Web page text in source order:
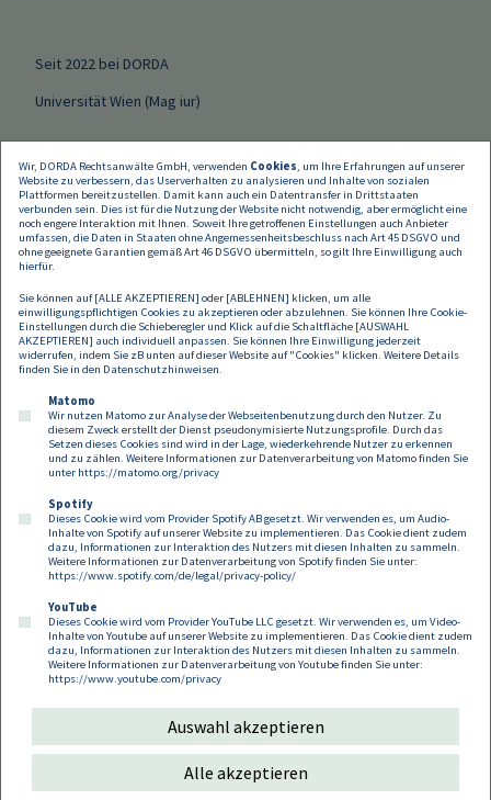
Seit 2022 bei DORDA
Universität Wien (Mag iur)
Sprachen
Footer
Kontakt Datenschutz
Impressum
Compliance
Cookies
Wir, DORDA Rechtsanwälte GmbH, verwenden Cookies, um Ihre Erfahrungen auf unserer
Website zu verbessern, das Userverhalten zu analysieren und Inhalte von sozialen
Plattformen bereitzustellen. Damit kann auch ein Datentransfer in Drittstaaten
verbunden sein. Dies ist für die Nutzung der Website nicht notwendig, aber ermöglicht eine
noch engere Interaktion mit Ihnen. Soweit Ihre getroffenen Einstellungen auch Anbieter
umfassen, die Daten in Staaten ohne Angemessenheitsbeschluss nach Art 45 DSGVO und
ohne geeignete Garantien gemäß Art 46 DSGVO übermitteln, so gilt Ihre Einwilligung auch
hierfür.
Sie können auf [ALLE AKZEPTIEREN] oder [ABLEHNEN] klicken, um alle
einwilligungspflichtigen Cookies zu akzeptieren oder abzulehnen. Sie können Ihre Cookie-
Einstellungen durch die Schieberegler und Klick auf die Schaltfläche [AUSWAHL
AKZEPTIEREN] auch individuell anpassen. Sie können Ihre Einwilligung jederzeit
widerrufen, indem Sie zB unten auf dieser Website auf "Cookies" klicken. Weitere Details
finden Sie in den Datenschutzhinweisen.
Matomo
Wir nutzen Matomo zur Analyse der Webseitenbenutzung durch den Nutzer. Zu
diesem Zweck erstellt der Dienst pseudonymisierte Nutzungsprofile. Durch das
Setzen dieses Cookies sind wird in der Lage, wiederkehrende Nutzer zu erkennen
und zu zählen. Weitere Informationen zur Datenverarbeitung von Matomo finden Sie
unter https://matomo.org/privacy
Spotify
Dieses Cookie wird vom Provider Spotify AB gesetzt. Wir verwenden es, um Audio-
Inhalte von Spotify auf unserer Website zu implementieren. Das Cookie dient zudem
dazu, Informationen zur Interaktion des Nutzers mit diesen Inhalten zu sammeln.
Weitere Informationen zur Datenverarbeitung von Spotify finden Sie unter:
https://www.spotify.com/de/legal/privacy-policy/
YouTube
Dieses Cookie wird vom Provider YouTube LLC gesetzt. Wir verwenden es, um Video-
Inhalte von Youtube auf unserer Website zu implementieren. Das Cookie dient zudem
dazu, Informationen zur Interaktion des Nutzers mit diesen Inhalten zu sammeln.
Weitere Informationen zur Datenverarbeitung von Youtube finden Sie unter:
https://www.youtube.com/privacy
Auswahl akzeptieren
Alle akzeptieren
Follow us on:
Copyright 2026